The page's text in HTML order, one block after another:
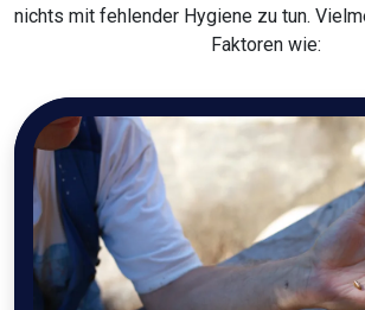
nichts mit fehlender Hygiene zu tun.
Faktoren wie: